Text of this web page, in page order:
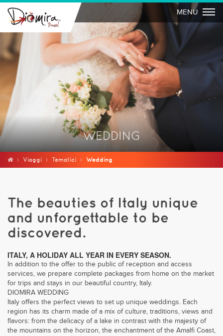
MENU
WEDDING
Viaggi Tematici Wedding
The beauties of Italy unique
and unforgettable to be
discovered.
ITALY, A HOLIDAY ALL YEAR IN EVERY SEASON.
In addition to the offer to the public of reception and access
services, we prepare complete packages from home on the market
for trips and stays in our beautiful country, Italy.
DIOMIRA WEDDING
Italy offers the perfect views to set up unique weddings. Each
region has its charm made of a mix of culture, traditions, views and
flavors: from the delicacy of a lake in contrast with the majesty of
the mountains on the horizon, the enchantment of the Amalfi Coast,